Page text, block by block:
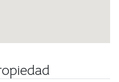
y exclusividad.